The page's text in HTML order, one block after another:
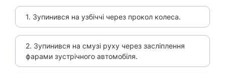
1. Зупинився на узбіччі через прокол колеса.
2. Зупинився на смузі руху через засліплення
фарами зустрічного автомобіля.